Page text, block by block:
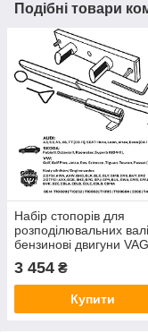
Подібні товари
Набір стопорів для
розподілювальних
бензинові двигуни VAG
3 454 ₴
Купити